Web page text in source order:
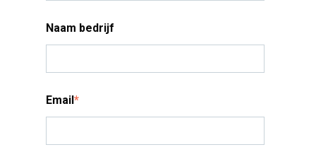
Naam bedrijf
Email *